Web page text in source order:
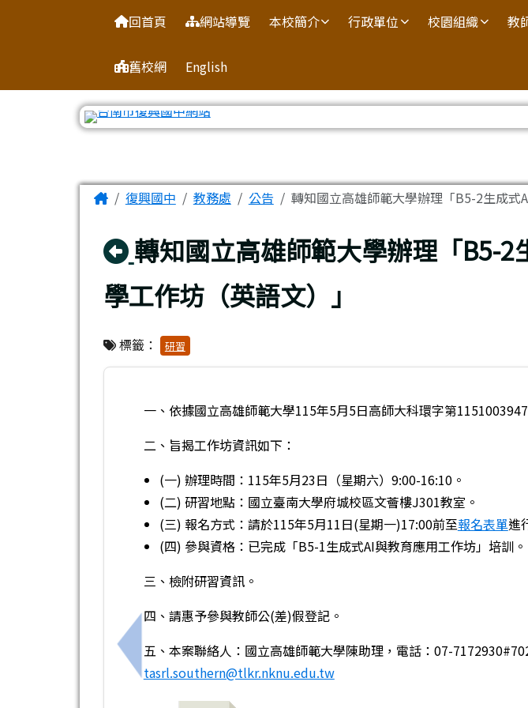
臺南市復興國中網站
回首頁 網站導覽 本校簡介 行政單位 校園組織 教
舊校網 English
主內容區域
Home復興國中 教務處 公告 轉知國立高雄師範大學辦理「B5-2生成式
回上頁
轉知國立高雄師範大學辦理「B5-2
學工作坊（英語文）」
標籤： 研習
上一筆：轉知國立臺灣師範大學辦理115年QPE x SEL增能研習
一、依據國立高雄師範大學115年5月5日高師大科環字第
二、旨揭工作坊資訊如下：
(一) 辦理時間：115年5月23日（星期六）9:00-16:10。
(二) 研習地點：國立臺南大學府城校區文薈樓J301教室。
(三) 報名方式：請於115年5月11日(星期一)17:00前至報名表單進
(四) 參與資格：已完成「B5-1生成式AI與教育應用工作坊」培訓。
三、檢附研習資訊。
四、請惠予參與教師公(差)假登記。
五、本案聯絡人：國立高雄師範大學陳助理，電話：07-
tasrl.southern@tlkr.nknu.edu.tw
頁尾區域